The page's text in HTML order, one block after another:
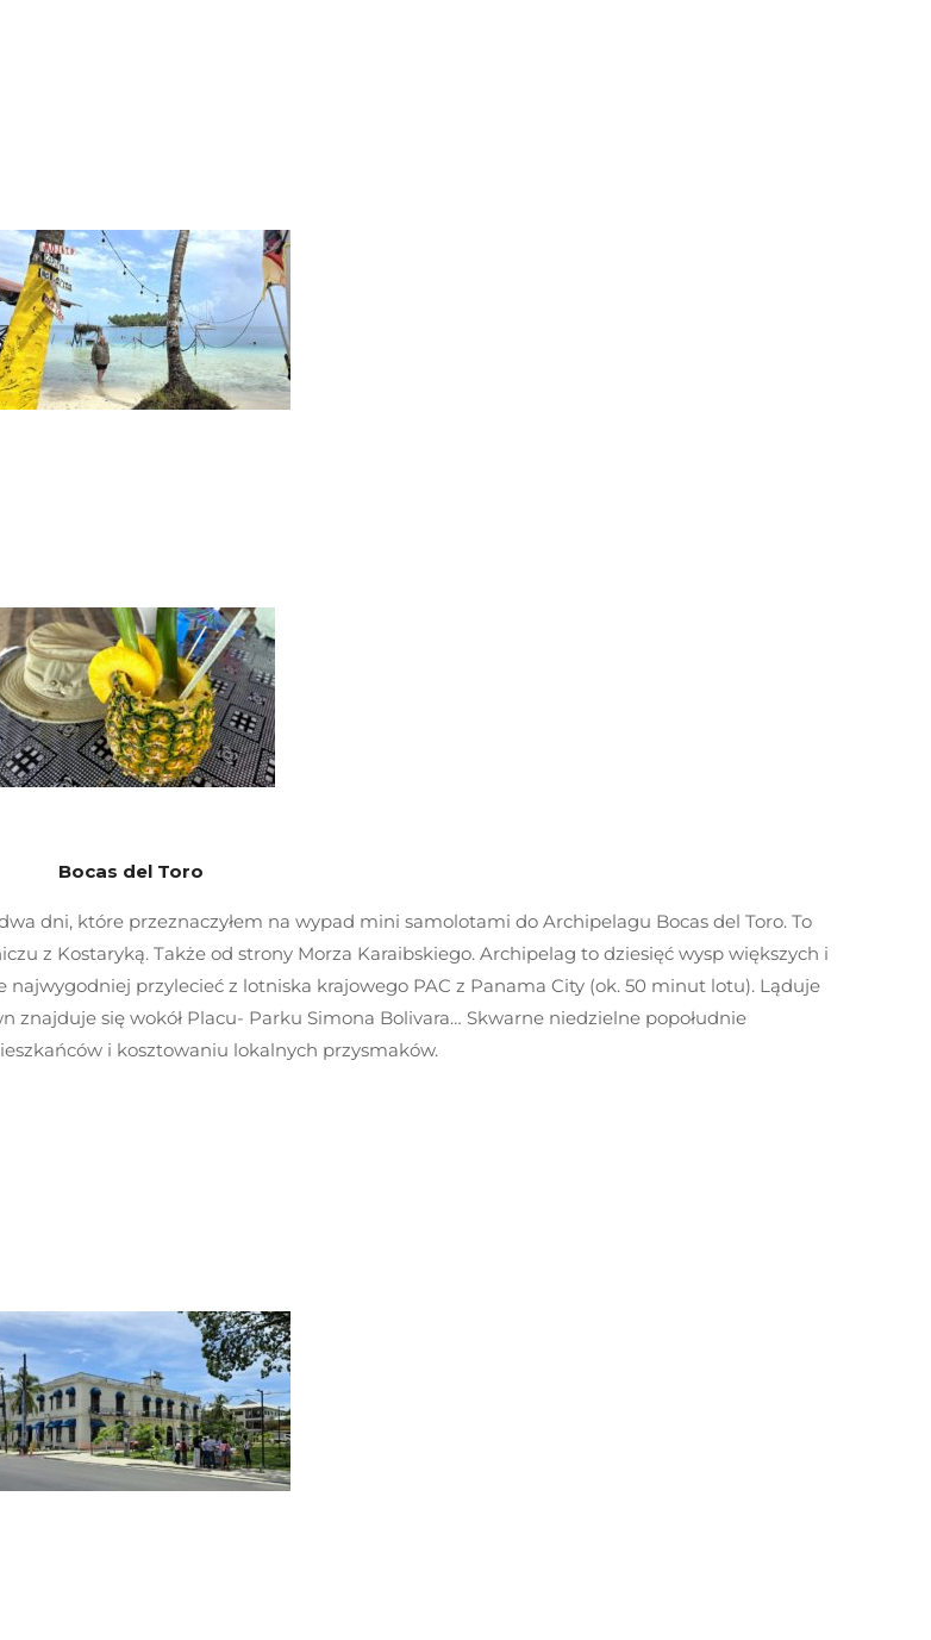
Bocas del Toro
dni, które przeznaczyłem na wypad mini samolotami do Archipelagu Bocas del Toro. To
z Kostaryką. Także od strony Morza Karaibskiego. Archipelag to dziesięć wysp większych i
przylecieć z lotniska krajowego PAC z Panama City (ok. 50 minut lotu). Ląduje
znajduje się wokół Placu- Parku Simona Bolivara… Skwarne niedzielne popołudnie
i kosztowaniu lokalnych przysmaków.